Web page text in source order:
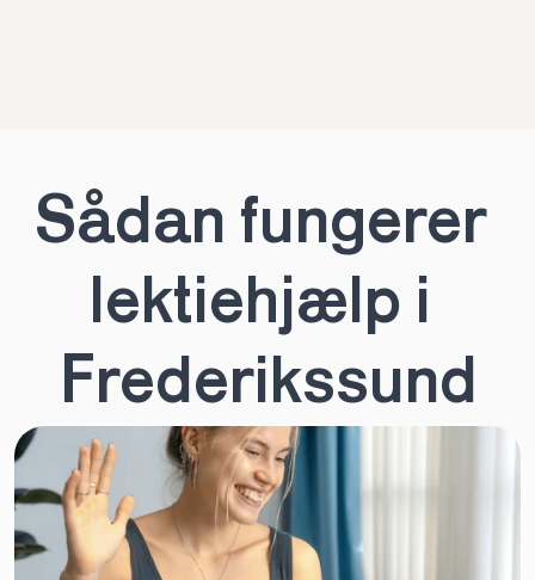
Sådan fungerer
lektiehjælp i
Frederikssund